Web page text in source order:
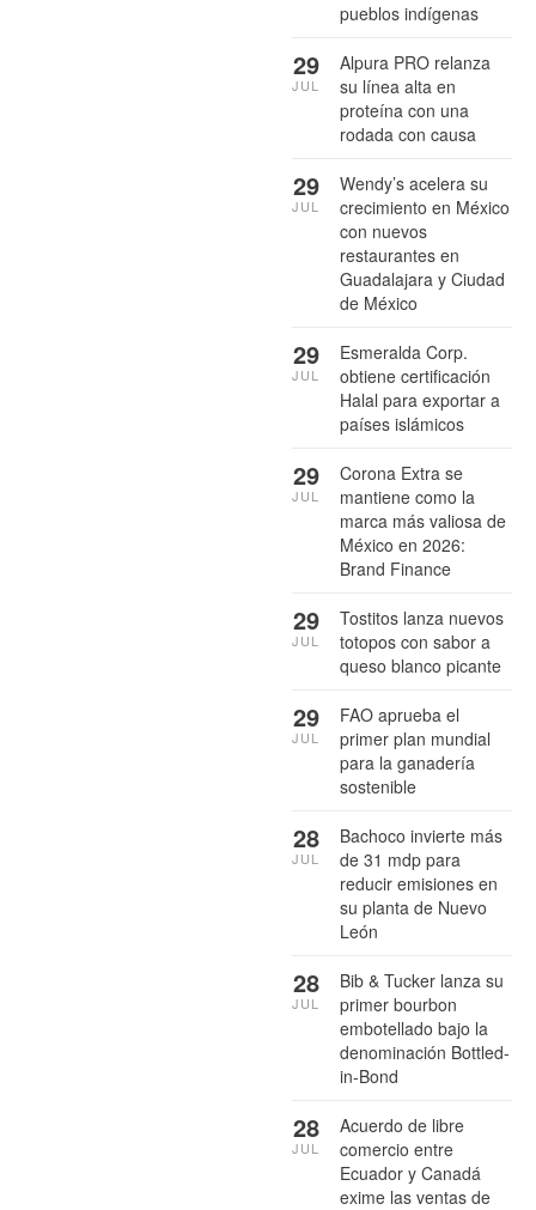
pueblos indígenas
Alpura PRO relanza
su línea alta en
proteína con una
rodada con causa
29
JUL
Wendy’s acelera su
crecimiento en México
con nuevos
restaurantes en
Guadalajara y Ciudad
de México
29
JUL
Esmeralda Corp.
obtiene certificación
Halal para exportar a
países islámicos
29
JUL
Corona Extra se
mantiene como la
marca más valiosa de
México en 2026:
Brand Finance
29
JUL
Tostitos lanza nuevos
totopos con sabor a
queso blanco picante
29
JUL
FAO aprueba el
primer plan mundial
para la ganadería
sostenible
29
JUL
Bachoco invierte más
de 31 mdp para
reducir emisiones en
su planta de Nuevo
León
28
JUL
Bib & Tucker lanza su
primer bourbon
embotellado bajo la
denominación Bottled-
in-Bond
28
JUL
Acuerdo de libre
comercio entre
Ecuador y Canadá
exime las ventas de
28
JUL